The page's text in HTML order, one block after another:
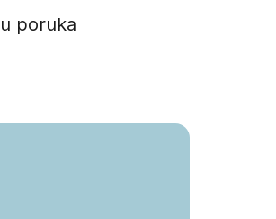
poruka